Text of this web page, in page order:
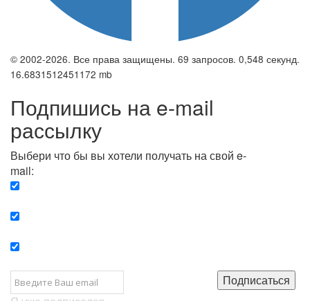
© 2002-2026. Все права защищены. 69 запросов. 0,548 секунд.
16.6831512451172 mb
Подпишись на e-mail
рассылку
Выбери что бы вы хотели получать на свой e-
mail:
Подписаться